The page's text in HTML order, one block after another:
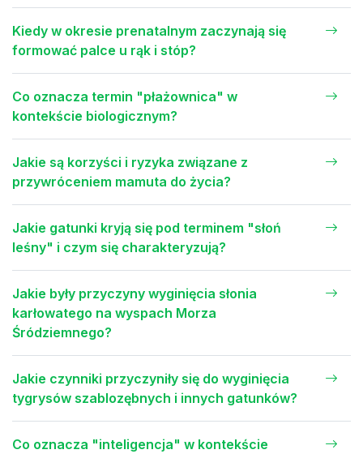
Kiedy w okresie prenatalnym zaczynają się
formować palce u rąk i stóp?
Co oznacza termin "płażownica" w
kontekście biologicznym?
Jakie są korzyści i ryzyka związane z
przywróceniem mamuta do życia?
Jakie gatunki kryją się pod terminem "słoń
leśny" i czym się charakteryzują?
Jakie były przyczyny wyginięcia słonia
karłowatego na wyspach Morza
Śródziemnego?
Jakie czynniki przyczyniły się do wyginięcia
tygrysów szablozębnych i innych gatunków?
Co oznacza "inteligencja" w kontekście